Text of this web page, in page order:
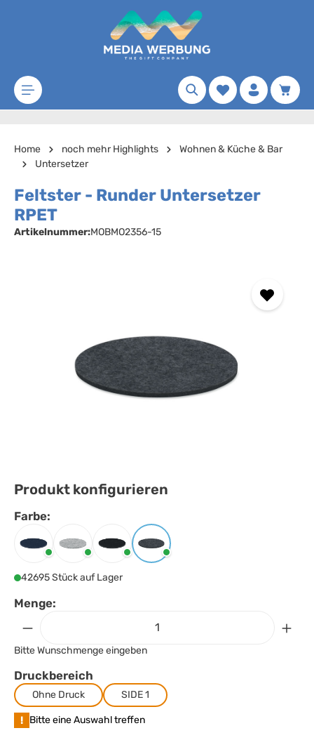
Zum Hauptinhalt springen
Merkzettel
Home noch mehr Highlights
Wohnen & Küche & Bar
Untersetzer
Feltster - Runder Untersetzer
RPET
Artikelnummer:MOBMO2356-15
Produkt konfigurieren
Farbe:
Blau Grau SchwarzSteingrau
42695 Stück auf Lager
Menge:
Bitte Wunschmenge eingeben
Druckbereich
Ohne Druck SIDE 1
! Bitte eine Auswahl treffen